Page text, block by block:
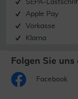
SEPA-
Apple Pay
Vorkasse
Klarna
Folgen Sie uns
Facebook